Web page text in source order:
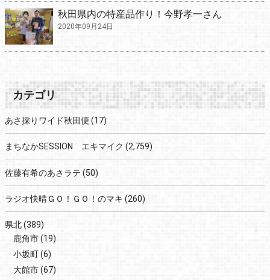
秋田県内の特産品作り！今野孝一さん
2020年09月24日
カテゴリ
あさ採りワイド秋田便 (17)
まちなかSESSION エキマイク (2,759)
佐藤有希のあさラテ (50)
ラジオ快晴ＧＯ！ＧＯ！のマキ (260)
県北(389)
鹿角市(19)
小坂町(6)
大館市(67)